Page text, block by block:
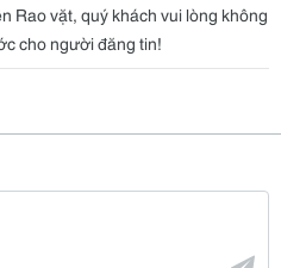
Rao vặt, quý khách vui lòng không
cho người đăng tin!